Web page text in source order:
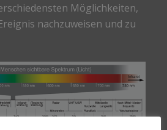
Möglichkeiten,
nachzuweisen und zu